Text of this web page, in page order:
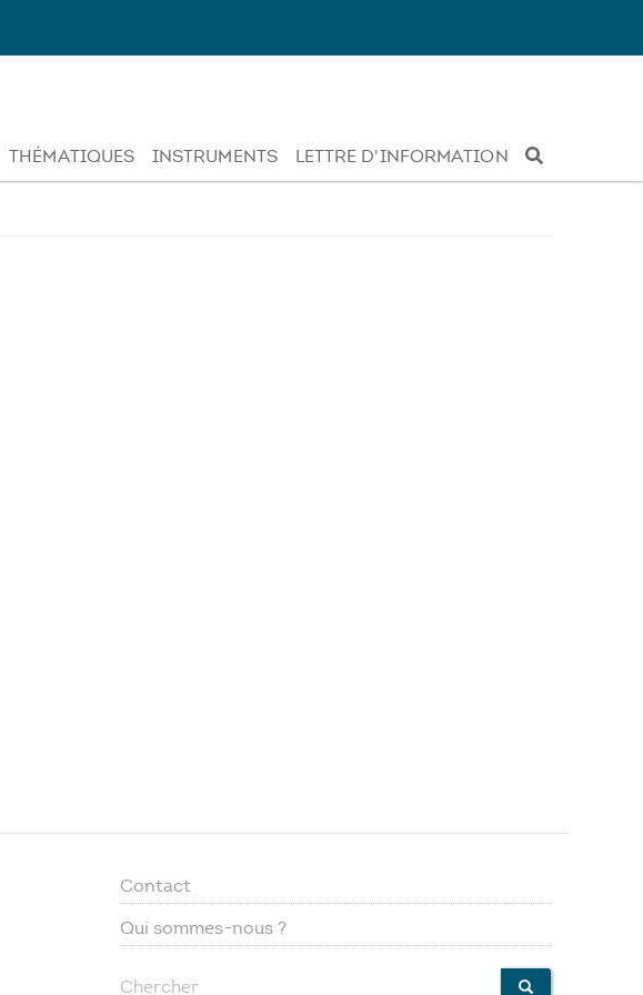
THÉMATIQUES INSTRUMENTS LETTRE D'INFORMATION
Footer
menu
Contact
Qui sommes-nous ?
Chercher CHERCHER